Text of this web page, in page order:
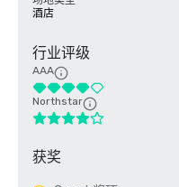
酒店
行业评级
AAA
Northstar
获奖